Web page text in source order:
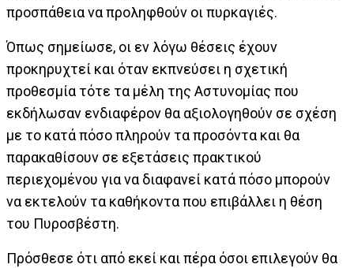
προσπάθεια να προληφθούν οι πυρκαγιές.
Όπως σημείωσε, οι εν λόγω θέσεις έχουν
προκηρυχτεί και όταν εκπνεύσει η σχετική
προθεσμία τότε τα μέλη της Αστυνομίας που
εκδήλωσαν ενδιαφέρον θα αξιολογηθούν σε σχέση
με το κατά πόσο πληρούν τα προσόντα και θα
παρακαθίσουν σε εξετάσεις πρακτικού
περιεχομένου για να διαφανεί κατά πόσο μπορούν
να εκτελούν τα καθήκοντα που επιβάλλει η θέση
του Πυροσβέστη.
Πρόσθεσε ότι από εκεί και πέρα όσοι επιλεγούν θα